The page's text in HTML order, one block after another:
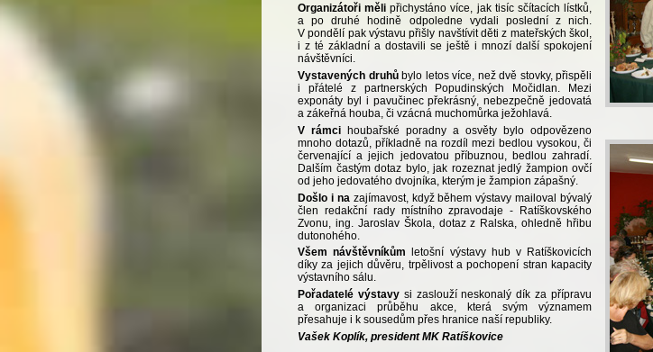
Organizátoři měli přichystáno více, jak tisíc sčítacích lístků,
a po druhé hodině odpoledne vydali poslední z nich.
V pondělí pak výstavu přišly navštívit děti z mateřských škol,
i z té základní a dostavili se ještě i mnozí další spokojení
návštěvníci.
Vystavených druhůbylo letos více, než dvě stovky, přispěli
i přátelé z partnerských Popudinských Močidlan. Mezi
exponáty byl i pavučinec překrásný, nebezpečně jedovatá
a zákeřná houba, či vzácná muchomůrka ježohlavá.
V rámci houbařské poradny a osvěty bylo odpovězeno
mnoho dotazů, příkladně na rozdíl mezi bedlou vysokou, či
červenající a jejich jedovatou příbuznou, bedlou zahradí.
Dalším častým dotaz bylo, jak rozeznat jedlý žampion ovčí
od jeho jedovatého dvojníka, kterým je žampion zápašný.
Došlo i na zajímavost, když během výstavy mailoval bývalý
člen redakční rady místního zpravodaje - Ratíškovského
Zvonu, ing. Jaroslav Škola, dotaz z Ralska, ohledně hřibu
dutonohého.
Všem návštěvníkům letošní výstavy hub v Ratíškovicích
díky za jejich důvěru, trpělivost a pochopení stran kapacity
výstavního sálu.
Pořadatelé výstavysi zaslouží neskonalý dík za přípravu
a organizaci průběhu akce, která svým významem
přesahuje i k sousedům přes hranice naší republiky.
Vašek Koplík, president MK Ratíškovice